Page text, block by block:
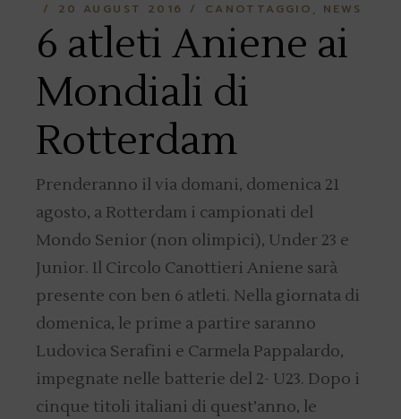
20 AUGUST 2016 CANOTTAGGIO NEWS
6 atleti Aniene ai
Mondiali di
Rotterdam
Prenderanno il via domani, domenica 21
agosto, a Rotterdam i campionati del
Mondo Senior (non olimpici), Under 23 e
Junior. Il Circolo Canottieri Aniene sarà
presente con ben 6 atleti. Nella giornata di
domenica, le prime a partire saranno
Ludovica Serafini e Carmela Pappalardo,
impegnate nelle batterie del 2- U23. Dopo i
cinque titoli italiani di quest’anno, le